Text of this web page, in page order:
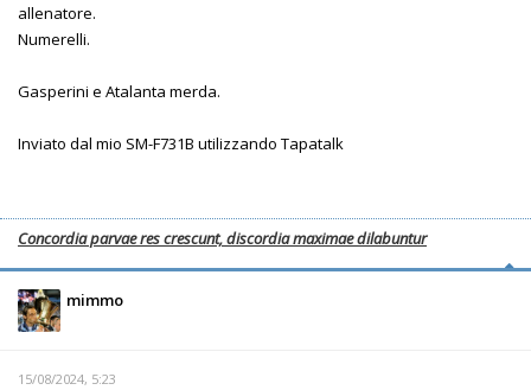
allenatore.
Numerelli.
Gasperini e Atalanta merda.
Inviato dal mio SM-F731B utilizzando Tapatalk
Concordia parvae res crescunt, discordia maximae dilabuntur
mimmo
15/08/2024, 5:23